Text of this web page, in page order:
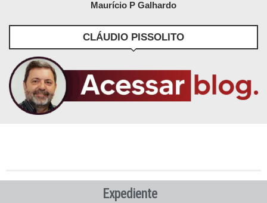
Maurício P Galhardo
CLÁUDIO PISSOLITO
Expediente